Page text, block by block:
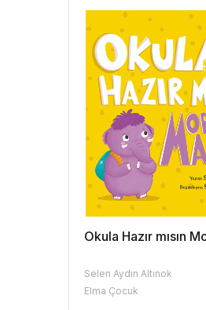
Okula Hazır mısın
Selen Aydın Altınok
Elma Çocuk